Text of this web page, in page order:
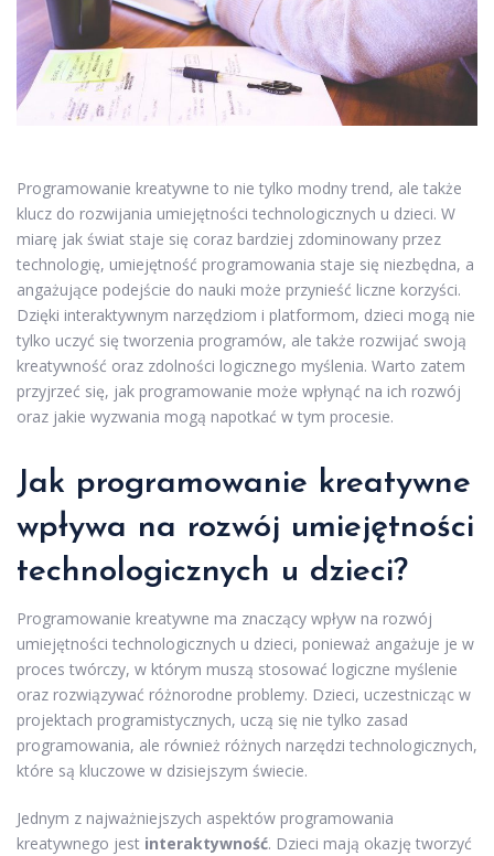
Programowanie kreatywne to nie tylko modny trend, ale także
klucz do rozwijania umiejętności technologicznych u dzieci. W
miarę jak świat staje się coraz bardziej zdominowany przez
technologię, umiejętność programowania staje się niezbędna, a
angażujące podejście do nauki może przynieść liczne korzyści.
Dzięki interaktywnym narzędziom i platformom, dzieci mogą nie
tylko uczyć się tworzenia programów, ale także rozwijać swoją
kreatywność oraz zdolności logicznego myślenia. Warto zatem
przyjrzeć się, jak programowanie może wpłynąć na ich rozwój
oraz jakie wyzwania mogą napotkać w tym procesie.
Jak programowanie kreatywne
wpływa na rozwój umiejętności
technologicznych u dzieci?
Programowanie kreatywne ma znaczący wpływ na rozwój
umiejętności technologicznych u dzieci, ponieważ angażuje je w
proces twórczy, w którym muszą stosować logiczne myślenie
oraz rozwiązywać różnorodne problemy. Dzieci, uczestnicząc w
projektach programistycznych, uczą się nie tylko zasad
programowania, ale również różnych narzędzi technologicznych,
które są kluczowe w dzisiejszym świecie.
Jednym z najważniejszych aspektów programowania
kreatywnego jest interaktywność. Dzieci mają okazję tworzyć